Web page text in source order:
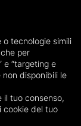
o tecnologie simili
per
e “targeting e
disponibili le
il tuo consenso,
cookie del tuo